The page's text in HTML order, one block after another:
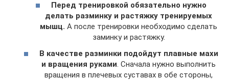
Перед тренировкой обязательно нужно
делать разминку и растяжку тренируемых
мышц. А после тренировки необходимо сделать
заминку и растяжку.
В качестве разминки подойдут плавные махи
и вращения руками . Сначала нужно выполнить
вращения в плечевых суставах в обе стороны,